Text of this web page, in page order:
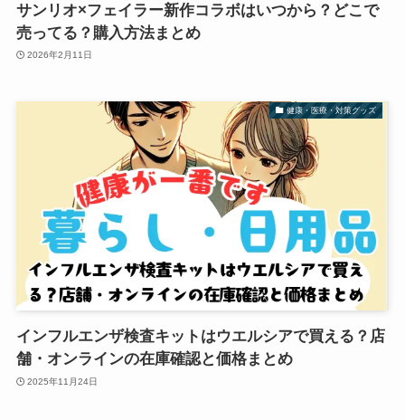
サンリオ×フェイラー新作コラボはいつから？どこで
売ってる？購入方法まとめ
2026年2月11日
健康・医療・対策グッズ
インフルエンザ検査キットはウエルシアで買える？店
舗・オンラインの在庫確認と価格まとめ
2025年11月24日